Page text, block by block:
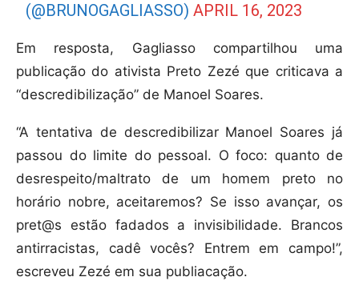
(@BRUNOGAGLIASSO)APRIL 16, 2023
Em resposta, Gagliasso compartilhou uma
publicação do ativista Preto Zezé que criticava a
“descredibilização” de Manoel Soares.
“A tentativa de descredibilizar Manoel Soares já
passou do limite do pessoal. O foco: quanto de
desrespeito/maltrato de um homem preto no
horário nobre, aceitaremos? Se isso avançar, os
pret@s estão fadados a invisibilidade. Brancos
antirracistas, cadê vocês? Entrem em campo!”,
escreveu Zezé em sua publiacação.